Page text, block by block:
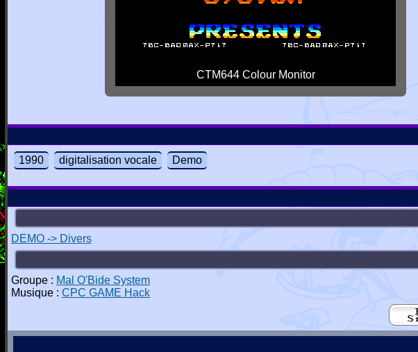
CTM644 Colour Monitor
1990 digitalisation vocale Demo
DEMO -> Divers
Groupe : Mal O'Bide System
Musique : CPC GAME Hack